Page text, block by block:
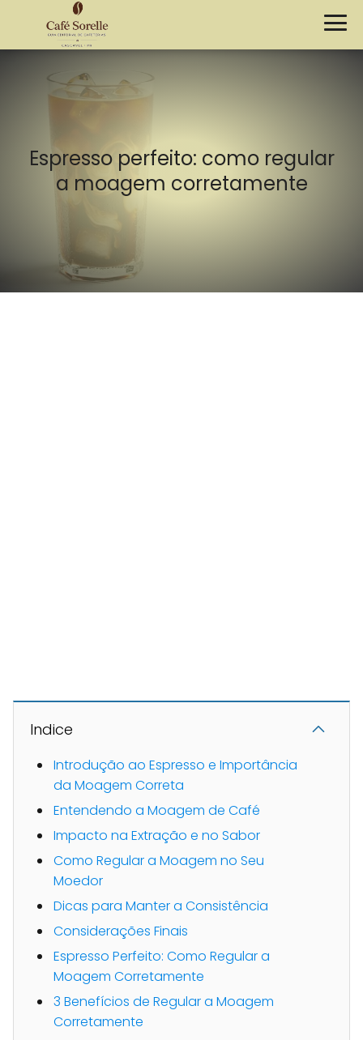
Espresso perfeito: como regular
a moagem corretamente
Indice
Introdução ao Espresso e Importância
da Moagem Correta
Entendendo a Moagem de Café
Impacto na Extração e no Sabor
Como Regular a Moagem no Seu
Moedor
Dicas para Manter a Consistência
Considerações Finais
Espresso Perfeito: Como Regular a
Moagem Corretamente
3 Benefícios de Regular a Moagem
Corretamente